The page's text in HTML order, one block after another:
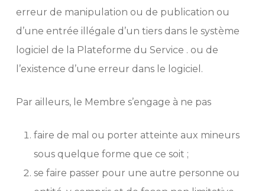
erreur de manipulation ou de publication ou
d’une entrée illégale d’un tiers dans le système
logiciel de la Plateforme du Service . ou de
l’existence d’une erreur dans le logiciel.
Par ailleurs, le Membre s’engage à ne pas
faire de mal ou porter atteinte aux mineurs
sous quelque forme que ce soit ;
se faire passer pour une autre personne ou